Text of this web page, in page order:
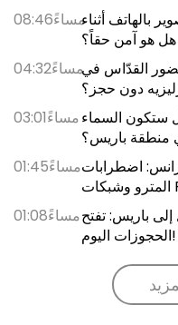
08:46مساءً2026: التصوير بالهاتف أثناء
هل هو آمن حقاً؟
04:32مساءًحضور القدّاس في
دون حجز؟
03:01مساءًهل ستكون السماء
منطقة باريس؟
01:45مساءًاضطرابات
01:08مساءًإلى باريس: تفتح
الحجوزات اليوم!